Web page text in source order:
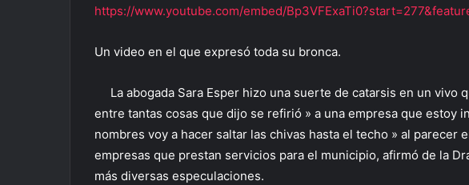
https://www.youtube.com/embed/
Un video en el que expresó toda su bronca.
La abogada Sara Esper hizo una suerte de catarsis en un vivo
entre tantas cosas que dijo se refirió » a una empresa que estoy
nombres voy a hacer saltar las chivas hasta el techo » al parecer
empresas que prestan servicios para el municipio, afirmó de la
más diversas especulaciones.